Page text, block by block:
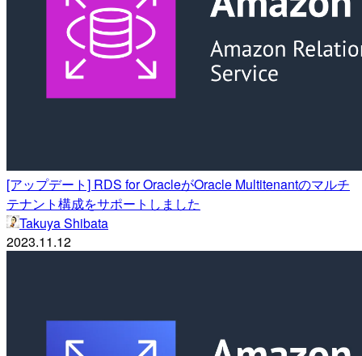
[アップデート] RDS for OracleがOracle Multitenantのマルチ
テナント構成をサポートしました
Takuya Shibata
2023.11.12